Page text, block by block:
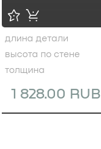
1 828.00 RUB
длина детали
высота по стене
толщина